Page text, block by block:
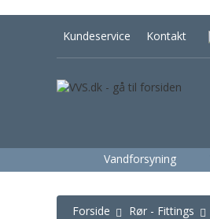
Kundeservice Kontakt
Vandforsyning
Forside Rør - Fittings